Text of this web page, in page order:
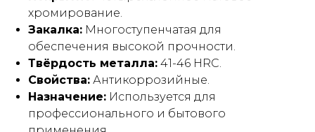
хромирование.
Закалка: Многоступенчатая для
обеспечения высокой прочности.
Твёрдость металла: 41-46 HRC.
Свойства: Антикоррозийные.
Назначение: Используется для
профессионального и бытового